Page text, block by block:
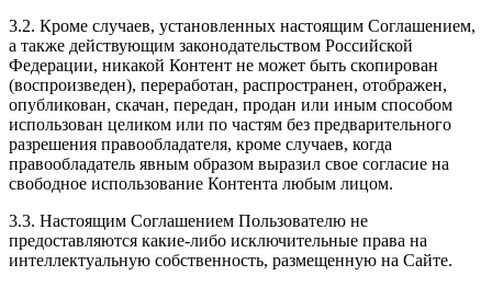
3.2. Кроме случаев, установленных настоящим Соглашением,
а также действующим законодательством Российской
Федерации, никакой Контент не может быть скопирован
(воспроизведен), переработан, распространен, отображен,
опубликован, скачан, передан, продан или иным способом
использован целиком или по частям без предварительного
разрешения правообладателя, кроме случаев, когда
правообладатель явным образом выразил свое согласие на
свободное использование Контента любым лицом.
3.3. Настоящим Соглашением Пользователю не
предоставляются какие-либо исключительные права на
интеллектуальную собственность, размещенную на Сайте.